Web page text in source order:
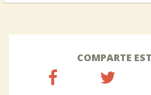
COMPARTE